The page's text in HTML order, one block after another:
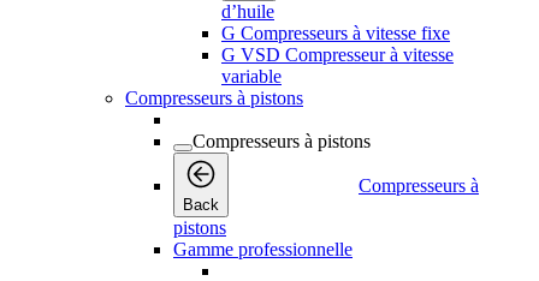
d’huile
G Compresseurs à vitesse fixe
G VSD Compresseur à vitesse
variable
Compresseurs à pistons
Compresseurs à pistons
Back
Compresseurs à
pistons
Gamme professionnelle